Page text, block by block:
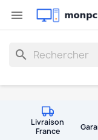

search
Livraison
France